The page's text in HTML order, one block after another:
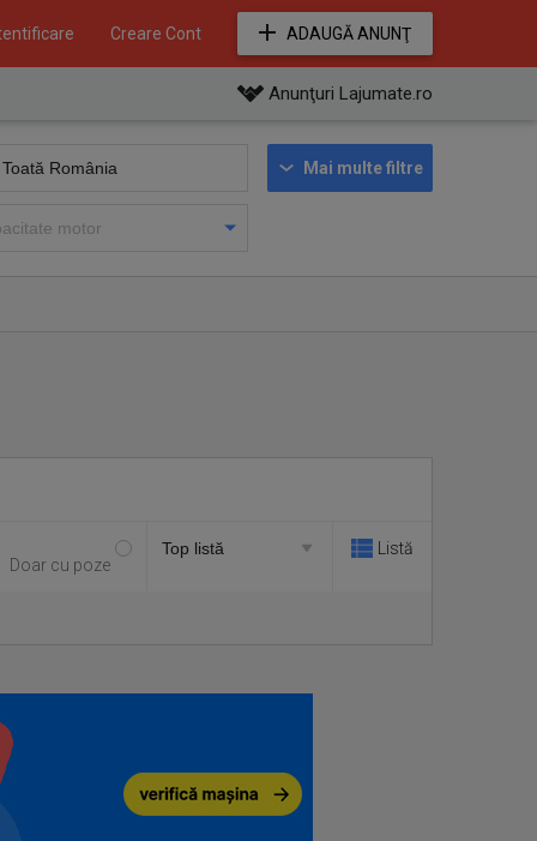
Creare Cont ADAUGĂ ANUNŢ
Anunţuri Lajumate.ro
Mai multe filtre
Doar cu poze
Listă